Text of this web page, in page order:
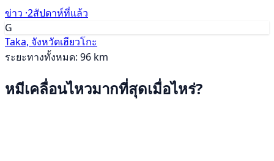
ข่าว ·2สัปดาห์ที่แล้ว
G
Taka, จังหวัดเฮียวโกะ
ระยะทางทั้งหมด: 96 km
หมีเคลื่อนไหวมากที่สุดเมื่อไหร่?